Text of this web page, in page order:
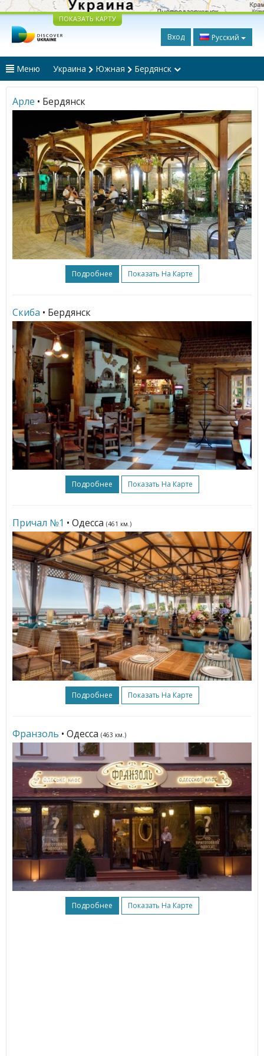
ПОКАЗАТЬ КАРТУ
Вход Русский
Меню Украина Южная Бердянск
Арле • Бердянск
Подробнее Показать На Карте
Скиба • Бердянск
Подробнее Показать На Карте
Причал №1 • Одесса (461 км.)
Подробнее Показать На Карте
Франзоль • Одесса (463 км.)
Подробнее Показать На Карте